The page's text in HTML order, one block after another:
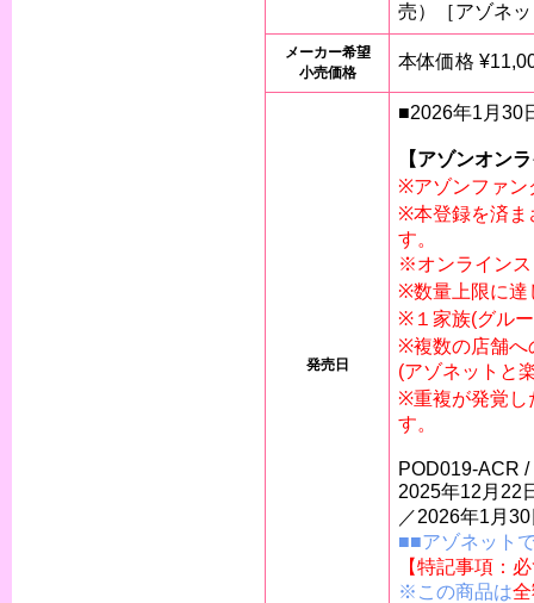
売）［アゾネ
メーカー希望
小売価格
本体価格
発売日
■2026年1月30
【アゾンオン
※アゾンファン
※本登録を済ま
す。
※オンラインス
※数量上限に達
※１家族(グル
※複数の店舗へ
(アゾネットと
※重複が発覚し
す。
POD019-ACR
2025年12月22
／2026年1月
■■アゾネット
【特記事項：
※この商品は